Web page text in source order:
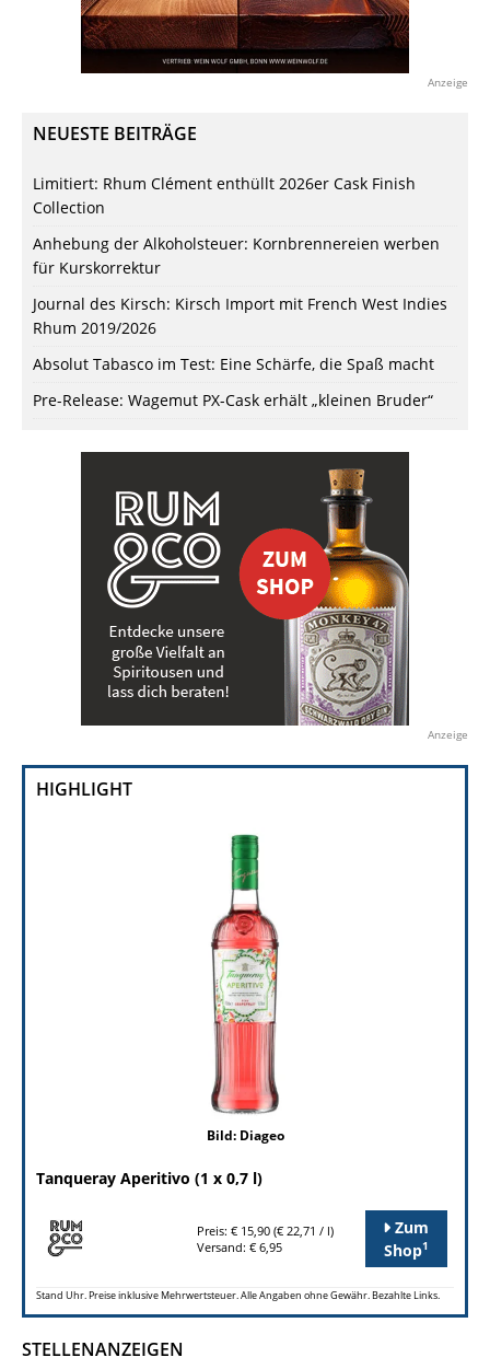
Anzeige
NEUESTE BEITRÄGE
Limitiert: Rhum Clément enthüllt 2026er Cask Finish
Collection
Anhebung der Alkoholsteuer: Kornbrennereien werben
für Kurskorrektur
Journal des Kirsch: Kirsch Import mit French West Indies
Rhum 2019/2026
Absolut Tabasco im Test: Eine Schärfe, die Spaß macht
Pre-Release: Wagemut PX-Cask erhält „kleinen Bruder“
Anzeige
HIGHLIGHT
Bild: Diageo
Tanqueray Aperitivo (1 x 0,7 l)
Preis: € 15,90 (€ 22,71 / l)
Versand: € 6,95
Zum
Shop1
Stand Uhr. Preise inklusive Mehrwertsteuer. Alle Angaben ohne Gewähr. Bezahlte Links.
STELLENANZEIGEN